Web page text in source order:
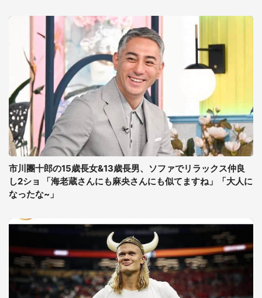
市川團十郎の15歳長女&13歳長男、ソファでリラックス仲良
し2ショ 「海老蔵さんにも麻央さんにも似てますね」「大人に
なったな~」